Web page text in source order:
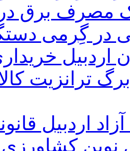
مصرف برق در
در گِرمی
اردبیل
کالا
اردبیل
نوین